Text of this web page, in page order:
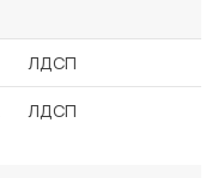
ЛДСП
ЛДСП